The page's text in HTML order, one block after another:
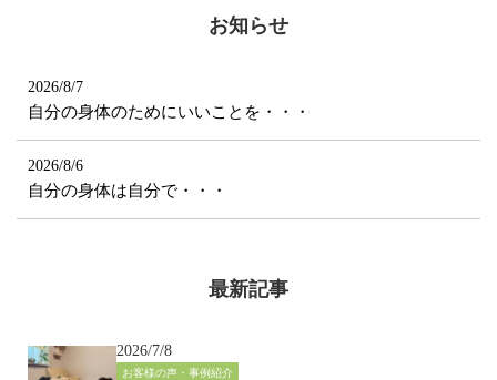
お知らせ
2026/8/7
自分の身体のためにいいことを・・・
2026/8/6
自分の身体は自分で・・・
最新記事
2026/7/8
お客様の声・事例紹介